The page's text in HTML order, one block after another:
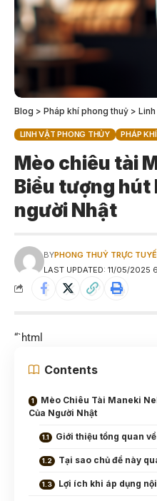
Blog > Pháp khí phong thuỷ >
LINH VẬT PHONG THỦY PHÁP
Mèo chiêu tài
Biểu tượng hút
người Nhật
LAST UPDATED: 11/05/2025
BYPHONG THUỶ TRỰC
“`html
Contents
Mèo Chiêu Tài Maneki
Của Người Nhật
Giới thiệu tổng quan
Tại sao chủ đề này
Lợi ích khi áp dụng